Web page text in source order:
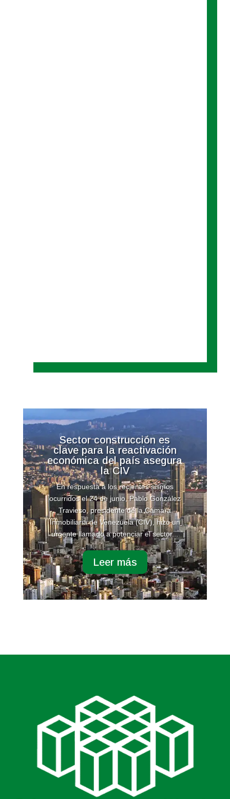
Sector construcción es
clave para la reactivación
económica del país asegura
la CIV
En respuesta a los recientes sismos
ocurridos el 24 de junio, Pablo González
Travieso, presidente de la Cámara
Inmobiliaria de Venezuela (CIV), hizo un
urgente llamado a potenciar el sector...
Leer más